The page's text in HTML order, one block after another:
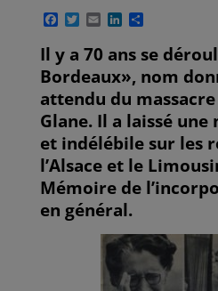
F
c
e
b
o
o
k
T
t
r
E
a
i
l
L
n
k
e
I
n
P
r
t
a
e
r
Il y a 70 ans se
Bordeaux», nom
attendu du
Glane. Il a laissé
et indélébile sur les
l’Alsace et le
Mémoire de
en général.